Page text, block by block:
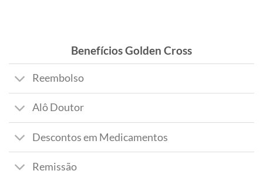
Benefícios Golden Cross
Reembolso
Alô Doutor
Descontos em Medicamentos
Remissão